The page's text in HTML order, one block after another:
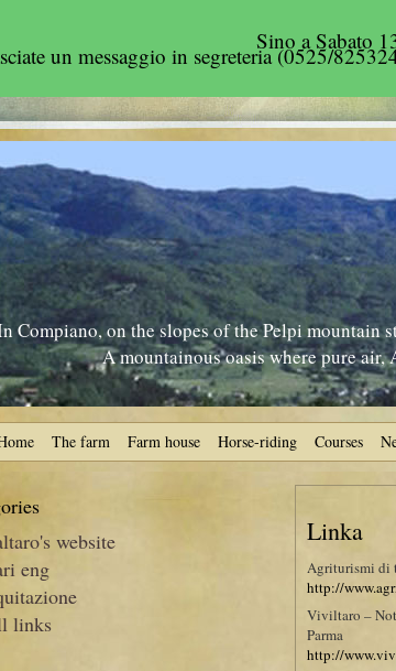
Sino a Sabato
un messaggio in segreteria (0525/
Compiano, on the slopes of the Pelpi mountain
A mountainous oasis where pure
The farm Farm house Horse-riding Courses
website
eng
links
Linka
Agriturismi di
http://
Viviltaro –
Parma
http://